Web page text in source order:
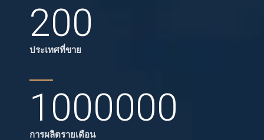
200
ประเทศที่ขาย
1000000
การผลิตรายเดือน